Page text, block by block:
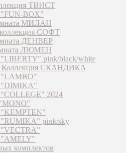
ТВИСТ
BOX"
МИЛАН
СОФТ
ДЕНВЕР
ЛЮМЕН
pink/black/white
Коллекция СКАНДИКА
"LAMBO"
"DIMIKA"
2024
pink/sky
комплектов